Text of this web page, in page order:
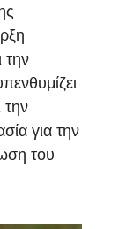
την
για την
του